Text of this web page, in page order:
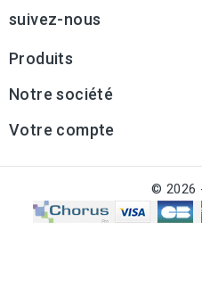
suivez-nous
Produits
Notre société
Votre compte
© 2026